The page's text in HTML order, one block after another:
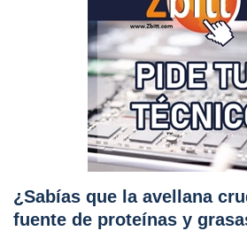
¿Sabías que la avellana
fuente de proteínas y